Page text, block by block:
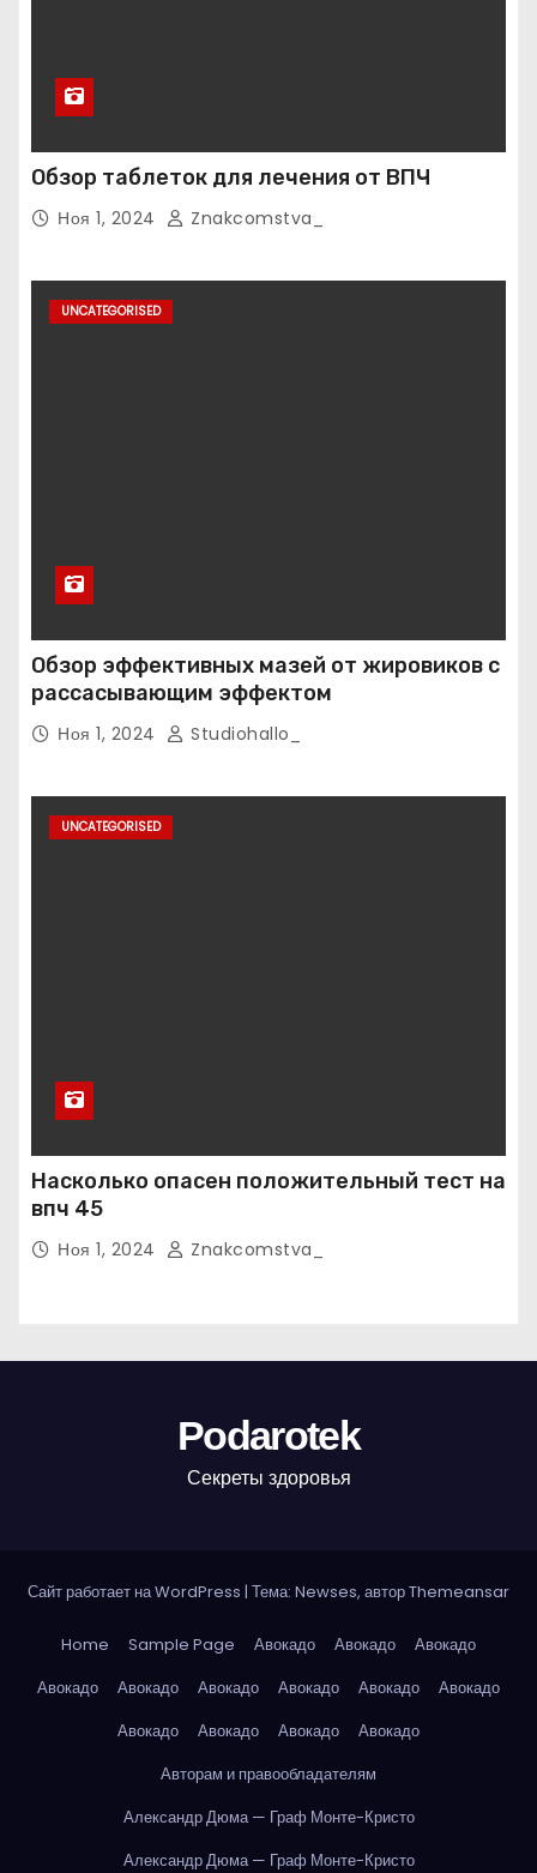
Обзор таблеток для лечения от ВПЧ
Ноя 1, 2024 Znakcomstva_
UNCATEGORISED
Обзор эффективных мазей от жировиков с
рассасывающим эффектом
Ноя 1, 2024 Studiohallo_
UNCATEGORISED
Насколько опасен положительный тест на
впч 45
Ноя 1, 2024 Znakcomstva_
Podarotek
Секреты здоровья
Сайт работает на WordPress | Тема: Newses, авторThemeansar
Home Sample Page Авокадо Авокадо
Авокадо
Авокадо
Авокадо Авокадо Авокадо Авокадо
Авокадо
Авокадо
Авокадо Авокадо
Авокадо
Авторам и правообладателям
Александр Дюма — Граф Монте-Кристо
Александр Дюма — Граф Монте-Кристо